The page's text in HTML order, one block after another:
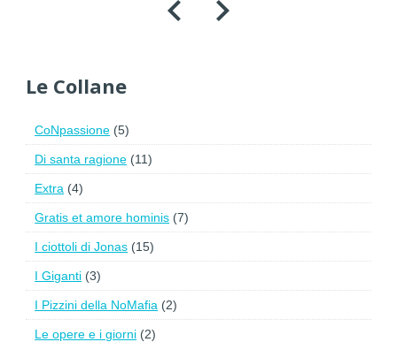
Le Collane
CoNpassione (5)
Di santa ragione (11)
Extra (4)
Gratis et amore hominis (7)
I ciottoli di Jonas (15)
I Giganti (3)
I Pizzini della NoMafia (2)
Le opere e i giorni (2)